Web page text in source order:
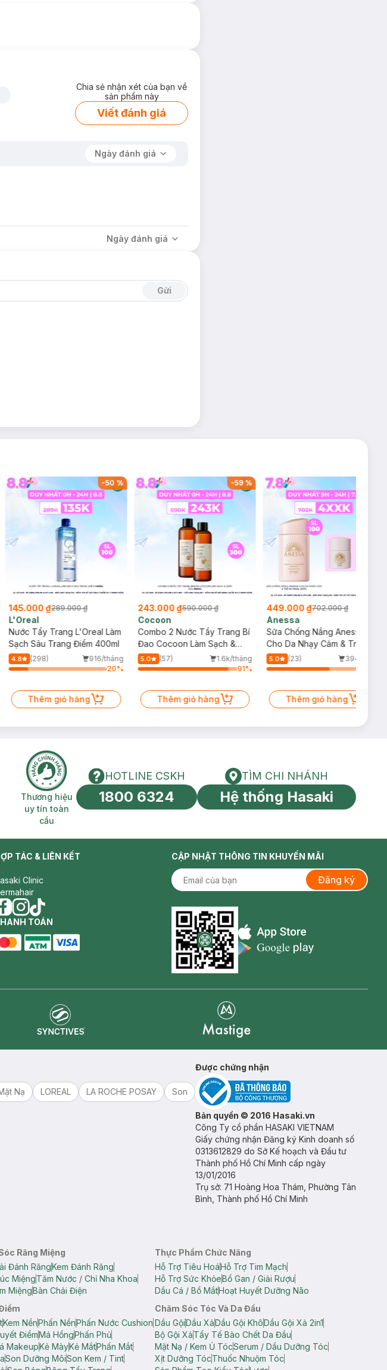
Chia sẻ nhận xét của bạn về
sản phẩm này
Viết đánh giá
Ngày đánh giá
Ngày đánh giá
Gửi
-50 %
145.000 ₫289.000 ₫
L'Oreal
Nước Tẩy Trang L'Oreal Làm
Sạch Sâu Trang Điểm 400ml
4.8 (298)
916/tháng
20%
Thêm giỏ hàng
-59%
243.000 ₫590.000 ₫
Cocoon
Combo 2 Nước Tẩy Trang Bí
Đao Cocoon Làm Sạch &
Giảm Dầu 500ml
5.0 (57)
1.6k/tháng
91%
Thêm giỏ hàng
449.000 ₫702.000 ₫
Anessa
Sữa Chống Nắng Anessa
Cho Da Nhạy Cảm & Trẻ Em
60ml (Mới)
5.0 (23)
394/tháng
Thêm giỏ hàng
phí Thương hiệu uy tín toàn cầu
Thương hiệu
uy tín toàn
cầu
HOTLINE CSKH
HOTLINE CSKH
1800 6324
Tìm chi nhánh
TÌM CHI NHÁNH
Hệ thống Hasaki
TÁC & LIÊN KẾT
Clinic
instagram
tiktok
TOÁN
CẬP NHẬT THÔNG TIN KHUYẾN MÃI
Đăng ký
Appstore icon
Nạ LOREAL LA ROCHE POSAY
Son
Được chứng nhận
Bản quyền © 2016 Hasaki.vn
Công Ty cổ phần HASAKI VIETNAM
Giấy chứng nhận Đăng ký Kinh doanh số
0313612829 do Sở Kế hoạch và Đầu tư
Thành phố Hồ Chí Minh cấp ngày
13/01/2016
Trụ sở: 71 Hoàng Hoa Thám, Phường Tân
Bình, Thành phố Hồ Chí Minh
Răng Miệng
Đánh RăngKem Đánh Răng
MiệngTăm Nước / Chỉ Nha Khoa
MiệngBàn Chải Điện
Thực Phẩm Chức Năng
Hỗ Trợ Tiêu HoáHỗ Trợ Tim Mạch
Hỗ Trợ Sức KhỏeBổ Gan / Giải Rượu
Dầu Cá / Bổ MắtHoạt Huyết Dưỡng Não
Kem NềnPhấn NềnPhấn Nước Cushion
ĐiểmMá HồngPhấn Phủ
MakeupKẻ MàyKẻ MắtPhấn Mắt
Son Dưỡng MôiSon Kem / Tint
Chăm Sóc Tóc Và Da Đầu
Dầu GộiDầu XảDầu Gội KhôDầu Gội Xả 2in1
Bộ Gội XảTẩy Tế Bào Chết Da Đầu
Mặt Nạ / Kem Ủ TócSerum / Dầu Dưỡng Tóc
Xịt Dưỡng TócThuốc Nhuộm Tóc